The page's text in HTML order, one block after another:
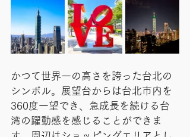
かつて世界一の高さを誇った台北の
シンボル。展望台からは台北市内を
360度一望でき、急成長を続ける台
湾の躍動感を感じることができま